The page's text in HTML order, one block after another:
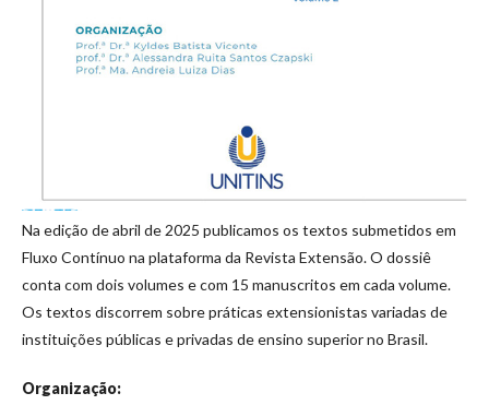
Na edição de abril de 2025 publicamos os textos submetidos em
Fluxo Contínuo na plataforma da Revista Extensão. O dossiê
conta com dois volumes e com 15 manuscritos em cada volume.
Os textos discorrem sobre práticas extensionistas variadas de
instituições públicas e privadas de ensino superior no Brasil.
Organização: